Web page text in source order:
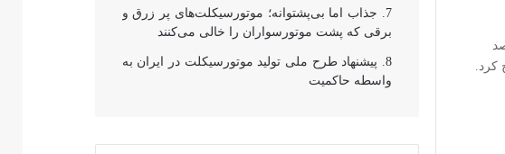
کرد.
جذاب اما بی‌پشتوانه؛ موتورسیکلت‌های پر زرق‌ و
برقی که پشت موتورسواران را خالی می‌کنند
پیشنهاد طرح ملی تولید موتورسیکلت در ایران به
واسطه حاکمیت